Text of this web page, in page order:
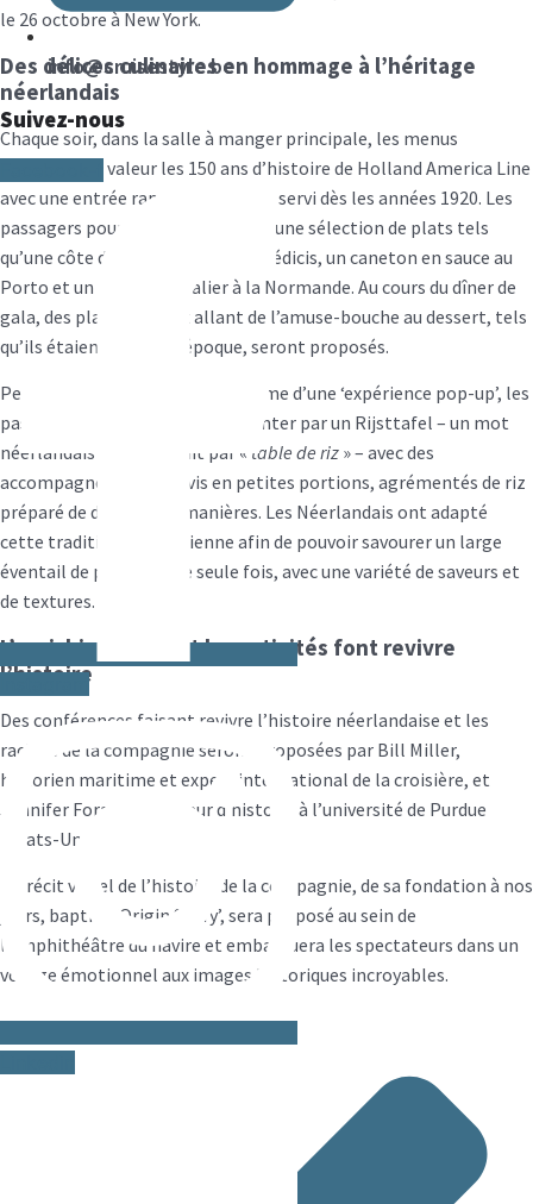
info@cruisestyle.be
Suivez-nous
le 26 octobre à New York.
Des délices culinaires en hommage à l’héritage
néerlandais
Chaque soir, dans la salle à manger principale, les menus
mettront en valeur les 150 ans d’histoire de Holland America Line
avec une entrée rappelant un plat servi dès les années 1920. Les
passagers pourront choisir parmi une sélection de plats tels
qu’une côte de boeuf royale à la Médicis, un caneton en sauce au
Porto et un omble chevalier à la Normande. Au cours du dîner de
gala, des plats spéciaux allant de l’amuse-bouche au dessert, tels
qu’ils étaient servis à l’époque, seront proposés.
Pendant la traversée, sous la forme d’une ‘expérience pop-up’, les
passagers pourront se laisser tenter par un Rijsttafel – un mot
néerlandais qui se traduit par « table de riz » – avec des
accompagnements servis en petites portions, agrémentés de riz
préparé de différentes manières. Les Néerlandais ont adapté
cette tradition indonésienne afin de pouvoir savourer un large
éventail de plats en une seule fois, avec une variété de saveurs et
de textures.
L’enrichissement et les activités font revivre
l’histoire
Des conférences faisant revivre l’histoire néerlandaise et les
racines de la compagnie seront proposées par Bill Miller,
historien maritime et expert international de la croisière, et
Jennifer Foray, professeur d’histoire à l’université de Purdue
(Etats-Unis).
Un récit visuel de l’histoire de la compagnie, de sa fondation à nos
jours, baptisé ‘Origin Story’, sera proposé au sein de
l’amphithéâtre du navire et embarquera les spectateurs dans un
voyage émotionnel aux images historiques incroyables.